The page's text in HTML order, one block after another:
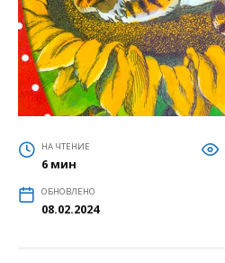
НА ЧТЕНИЕ
6 мин
ОБНОВЛЕНО
08.02.2024